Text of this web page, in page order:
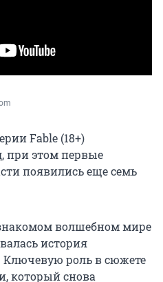
Fable (18+)
при этом первые
появились еще семь
волшебном мире
история
роль в сюжете
который снова